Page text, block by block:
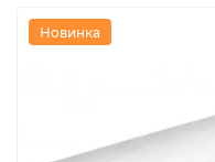
Новинка